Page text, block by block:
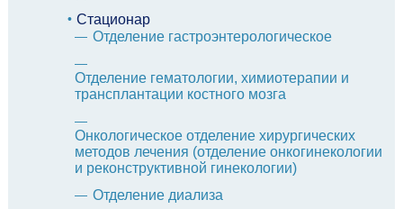
Стационар
Отделение гастроэнтерологическое
Отделение гематологии, химиотерапии и
трансплантации костного мозга
Онкологическое отделение хирургических
методов лечения (отделение онкогинекологии
и реконструктивной гинекологии)
Отделение диализа